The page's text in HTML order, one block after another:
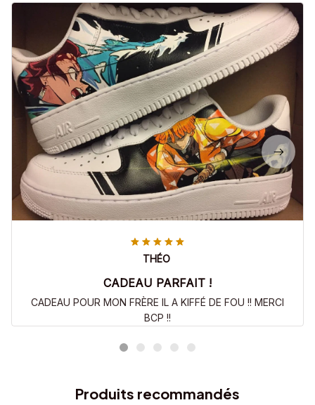
THÉO
CADEAU PARFAIT !
CADEAU POUR MON FRÈRE IL A KIFFÉ DE FOU !! MERCI
BCP !!
Produits recommandés